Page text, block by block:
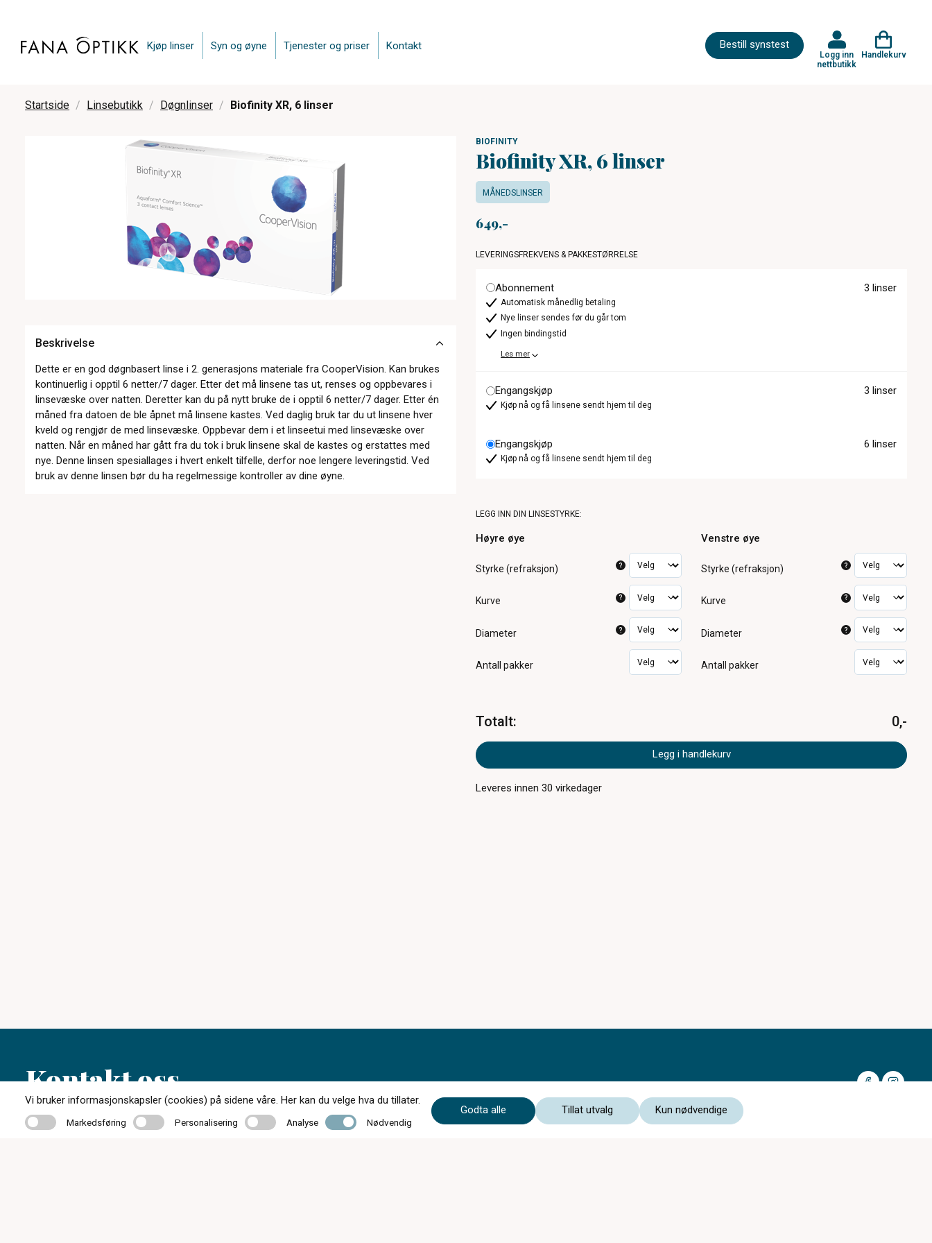
Bestill synstest
Kjøp linser Syn og øyne Tjenester og priser Kontakt
Logg inn
nettbutikk
Handlekurv
Startside Linsebutikk Døgnlinser Biofinity XR, 6 linser
Beskrivelse
Dette er en god døgnbasert linse i 2. generasjons materiale fra CooperVision. Kan brukes
kontinuerlig i opptil 6 netter/7 dager. Etter det må linsene tas ut, renses og oppbevares i
linsevæske over natten. Deretter kan du på nytt bruke de i opptil 6 netter/7 dager. Etter én
måned fra datoen de ble åpnet må linsene kastes. Ved daglig bruk tar du ut linsene hver
kveld og rengjør de med linsevæske. Oppbevar dem i et linseetui med linsevæske over
natten. Når en måned har gått fra du tok i bruk linsene skal de kastes og erstattes med
nye. Denne linsen spesiallages i hvert enkelt tilfelle, derfor noe lengere leveringstid. Ved
bruk av denne linsen bør du ha regelmessige kontroller av dine øyne.
BIOFINITY
Biofinity XR, 6 linser
MÅNEDSLINSER
649
LEVERINGSFREKVENS & PAKKESTØRRELSE
Abonnement 3 linser
Automatisk månedlig betaling
Nye linser sendes før du går tom
Ingen bindingstid
Les mer
Engangskjøp 3 linser
Kjøp nå og få linsene sendt hjem til deg
Engangskjøp 6 linser
Kjøp nå og få linsene sendt hjem til deg
LEGG INN DIN LINSESTYRKE:
Høyre øye
Styrke (refraksjon) ?
Kurve ?
Diameter ?
Antall pakker
Venstre øye
Styrke (refraksjon) ?
Kurve ?
Diameter ?
Antall pakker
Totalt: 0,-
Legg i handlekurv
Leveres innen30 virkedager
Kontakt oss
55 11 77 50
SOMMERTID FRA 15.06.26 - 16.08.26
Vi bruker informasjonskapsler (cookies) på sidene våre. Her kan du velge hva du tillater.
MarkedsføringMarkedsføring PersonaliseringPersonalisering Analyse Analyse Nødvendig Nødvendig
Godta alle Tillat utvalg Kun nødvendige